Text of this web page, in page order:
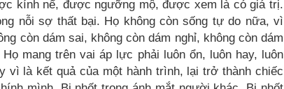
kính nể, được ngưỡng mộ, được xem là có giá trị.
nỗi sợ thất bại. Họ không còn sống tự do nữa, vì
còn dám sai, không còn dám nghỉ, không còn dám
mang trên vai áp lực phải luôn ổn, luôn hay, luôn
vì là kết quả của một hành trình, lại trở thành chiếc